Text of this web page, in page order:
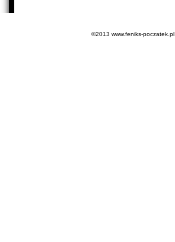
©2013 www.feniks-poczatek.pl